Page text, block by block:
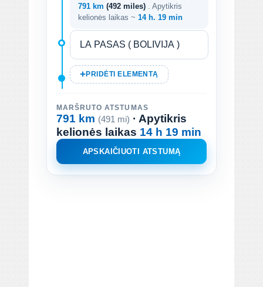
791 km (492 miles)
. Apytikris
kelionės laikas ~ 14 h. 19 min
PRIDĖTI ELEMENTĄ
MARŠRUTO ATSTUMAS
791 km (491 mi) · Apytikris
kelionės laikas 14 h 19 min
APSKAIČIUOTI ATSTUMĄ